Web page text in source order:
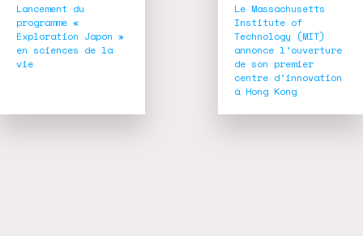
Lancement du
programme «
Exploration Japon »
en sciences de la
vie
Le Massachusetts
Institute of
Technology (MIT)
annonce l’ouverture
de son premier
centre d’innovation
à Hong Kong